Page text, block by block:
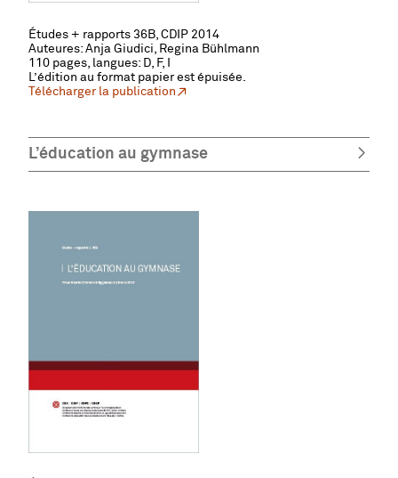
Études + rapports 36B, CDIP 2014
Auteures: Anja Giudici, Regina Bühlmann
110 pages, langues: D, F, I
L’édition au format papier est épuisée.
Télécharger la publication
L’éducation au gymnase